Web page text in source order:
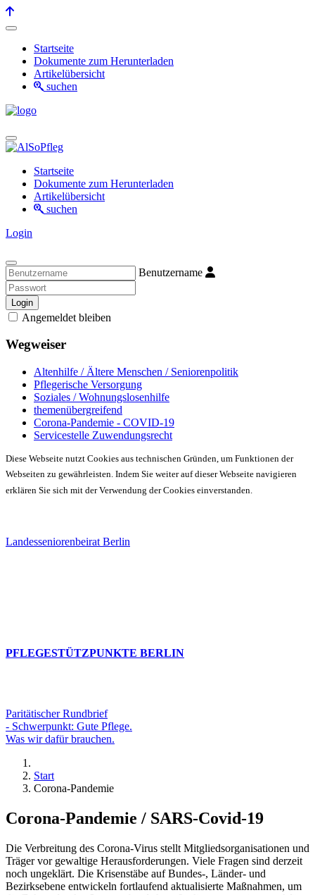
Startseite
Dokumente zum Herunterladen
Artikelübersicht
suchen
Startseite
Dokumente zum Herunterladen
Artikelübersicht
suchen
Login
Benutzername
Login
Angemeldet bleiben
Wegweiser
Altenhilfe / Ältere Menschen / Seniorenpolitik
Pflegerische Versorgung
Soziales / Wohnungslosenhilfe
themenübergreifend
Corona-Pandemie - COVID-19
Servicestelle Zuwendungsrecht
Diese Webseite nutzt Cookies aus technischen Gründen, um Funktionen der
Webseiten zu gewährleisten. Indem Sie weiter auf dieser Webseite navigieren
erklären Sie sich mit der Verwendung der Cookies einverstanden.
Landesseniorenbeirat Berlin
PFLEGESTÜTZPUNKTE BERLIN
Paritätischer Rundbrief
- Schwerpunkt: Gute Pflege.
Was wir dafür brauchen.
Start
Corona-Pandemie
Corona-Pandemie / SARS-Covid-19
Die Verbreitung des Corona-Virus stellt Mitgliedsorganisationen und
Träger vor gewaltige Herausforderungen. Viele Fragen sind derzeit
noch ungeklärt. Die Krisenstäbe auf Bundes-, Länder- und
Bezirksebene entwickeln fortlaufend aktualisierte Maßnahmen, um